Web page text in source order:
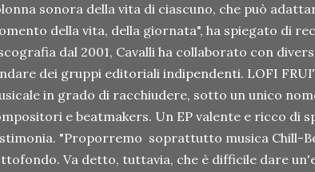
sonora della vita di ciascuno, che può
della vita, della giornata", ha spiegato di
dal 2001, Cavalli ha collaborato con
dei gruppi editoriali indipendenti. LOFI
in grado di racchiudere, sotto un unico
e beatmakers. Un EP valente e ricco di
"Proporremo soprattutto musica Chill-
Va detto, tuttavia, che è difficile dare